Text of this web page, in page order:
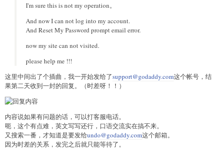
I'm sure this is not my operation。
And now I can not log into my account.
And Reset My Password prompt email error.
now my site can not visited.
please help me !!!
这里中间出了个插曲，我一开始发给了support@godaddy.com这个帐号，结
果第二天收到一封的回复。（时差呀！！）
内容说如果有问题的话，可以打客服电话。
呃，这个有点难，英文写写还行，口语交流实在搞不来。
又搜索一番，才知道是要发给undo@godaddy.com这个邮箱。
因为时差的关系，发完之后就只能等待了。